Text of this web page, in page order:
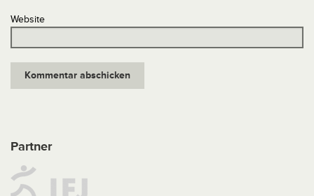
Website
Partner